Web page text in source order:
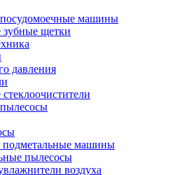
машины
зубные щетки
давления
машины
пылесосы
воздуха